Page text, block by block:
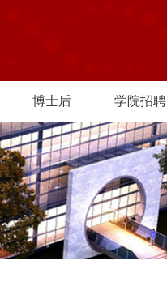
博士后 学院招聘